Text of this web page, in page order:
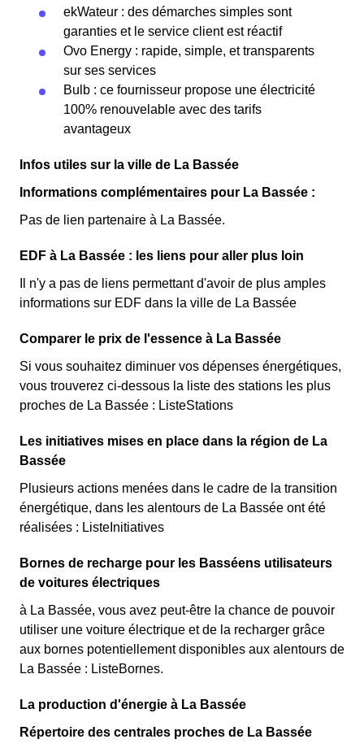
ekWateur : des démarches simples sont
garanties et le service client est réactif
Ovo Energy : rapide, simple, et transparents
sur ses services
Bulb : ce fournisseur propose une électricité
100% renouvelable avec des tarifs
avantageux
Infos utiles sur la ville de La Bassée
Informations complémentaires pour La Bassée :
Pas de lien partenaire à La Bassée.
EDF à La Bassée : les liens pour aller plus loin
Il n'y a pas de liens permettant d'avoir de plus amples
informations sur EDF dans la ville de La Bassée
Comparer le prix de l'essence à La Bassée
Si vous souhaitez diminuer vos dépenses énergétiques,
vous trouverez ci-dessous la liste des stations les plus
proches de La Bassée : ListeStations
Les initiatives mises en place dans la région de La
Bassée
Plusieurs actions menées dans le cadre de la transition
énergétique, dans les alentours de La Bassée ont été
réalisées : ListeInitiatives
Bornes de recharge pour les Basséens utilisateurs
de voitures électriques
à La Bassée, vous avez peut-être la chance de pouvoir
utiliser une voiture électrique et de la recharger grâce
aux bornes potentiellement disponibles aux alentours de
La Bassée : ListeBornes.
La production d'énergie à La Bassée
Répertoire des centrales proches de La Bassée